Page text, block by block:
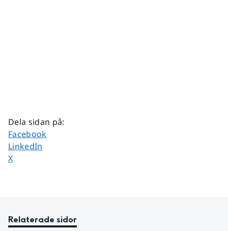
Dela sidan på:
Dela sidan på
Facebook
Dela sidan på
LinkedIn
Dela sidan på
X
Relaterade sidor